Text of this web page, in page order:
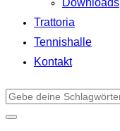
Downloads
Trattoria
Tennishalle
Kontakt
Suchen
nach: